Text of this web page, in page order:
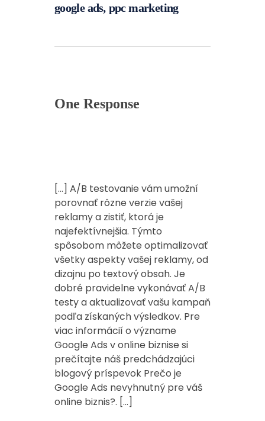
google ads, ppc marketing
One Response
[…] A/B testovanie vám umožní
porovnať rôzne verzie vašej
reklamy a zistiť, ktorá je
najefektívnejšia. Týmto
spôsobom môžete optimalizovať
všetky aspekty vašej reklamy, od
dizajnu po textový obsah. Je
dobré pravidelne vykonávať A/B
testy a aktualizovať vašu kampaň
podľa získaných výsledkov. Pre
viac informácií o význame
Google Ads v online biznise si
prečítajte náš predchádzajúci
blogový príspevok Prečo je
Google Ads nevyhnutný pre váš
online biznis?. […]